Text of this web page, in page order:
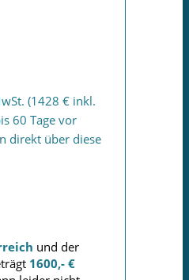
(1428 € inkl.
60 Tage vor
direkt über diese
und der
1600,- €